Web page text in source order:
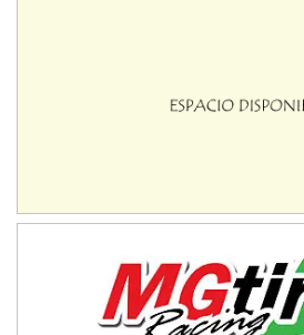
COBERTURA ESPECIAL DE E-
IAME SERIES ARGENTINA 6
Ramiro Tot (Asfalto)
Baradero (Buenos Aires)